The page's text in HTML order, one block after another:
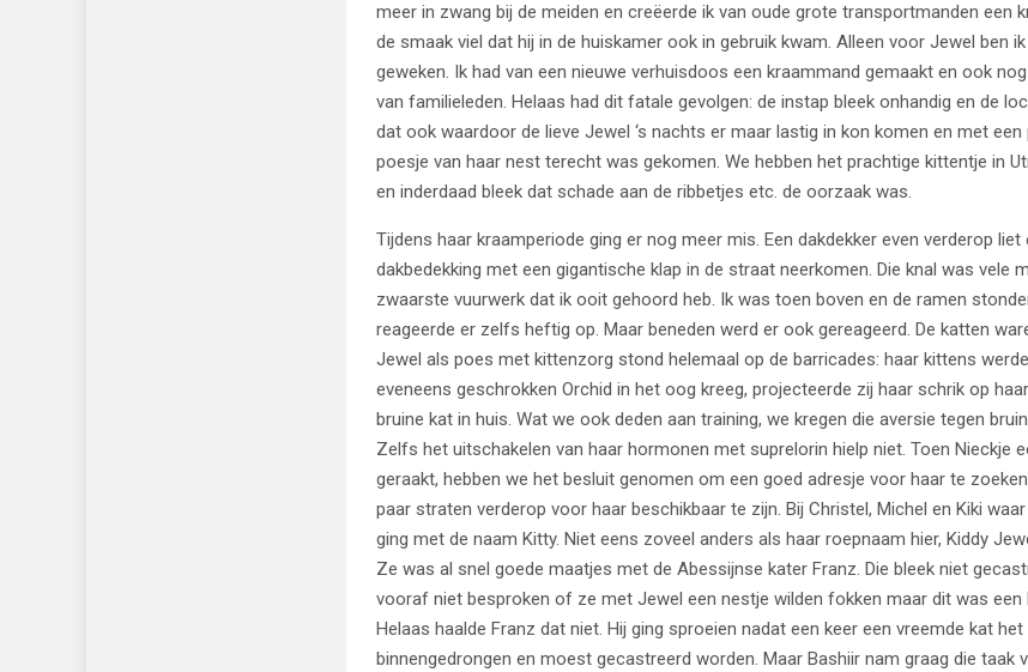
meer in zwang bij de meiden en creëerde ik van oude grote transportmanden een
de smaak viel dat hij in de huiskamer ook in gebruik kwam. Alleen voor Jewel ben
geweken. Ik had van een nieuwe verhuisdoos een kraammand gemaakt en ook
van familieleden. Helaas had dit fatale gevolgen: de instap bleek onhandig en de
dat ook waardoor de lieve Jewel ‘s nachts er maar lastig in kon komen en met
poesje van haar nest terecht was gekomen. We hebben het prachtige kittentje in
en inderdaad bleek dat schade aan de ribbetjes etc. de oorzaak was.
Tijdens haar kraamperiode ging er nog meer mis. Een dakdekker even verderop
dakbedekking met een gigantische klap in de straat neerkomen. Die knal was vele
zwaarste vuurwerk dat ik ooit gehoord heb. Ik was toen boven en de ramen
reageerde er zelfs heftig op. Maar beneden werd er ook gereageerd. De katten
Jewel als poes met kittenzorg stond helemaal op de barricades: haar kittens
eveneens geschrokken Orchid in het oog kreeg, projecteerde zij haar schrik op
bruine kat in huis. Wat we ook deden aan training, we kregen die aversie tegen
Zelfs het uitschakelen van haar hormonen met suprelorin hielp niet. Toen Nieckje
geraakt, hebben we het besluit genomen om een goed adresje voor haar te
paar straten verderop voor haar beschikbaar te zijn. Bij Christel, Michel en Kiki
ging met de naam Kitty. Niet eens zoveel anders als haar roepnaam hier, Kiddy
Ze was al snel goede maatjes met de Abessijnse kater Franz. Die bleek niet
vooraf niet besproken of ze met Jewel een nestje wilden fokken maar dit was een
Helaas haalde Franz dat niet. Hij ging sproeien nadat een keer een vreemde kat
binnengedrongen en moest gecastreerd worden. Maar Bashiir nam graag die taak